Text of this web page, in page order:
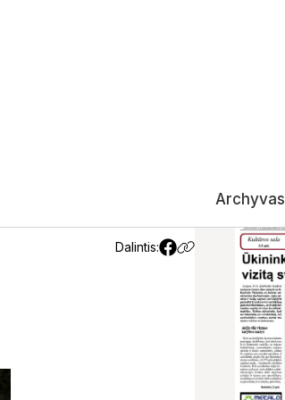
Archyvas
Dalintis: